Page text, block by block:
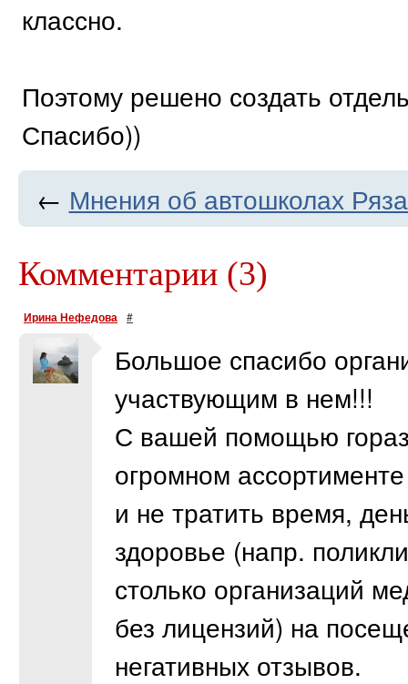
классно.
Поэтому решено создать
Спасибо))
← Мнения об автошколах
Комментарии (3)
Ирина Нефедова #
Большое спасибо
участвующим в нем!!!
С вашей помощью
огромном
и не тратить время,
здоровье (напр.
столько организаций
без лицензий) на
негативных отзывов.